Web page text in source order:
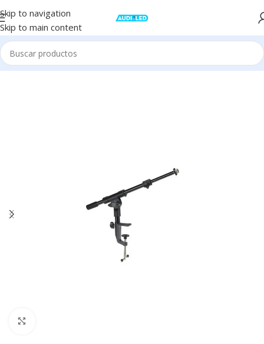
Skip to navigation
Skip to main content
Inicio Audio Microfonía Accesorios Microfonía